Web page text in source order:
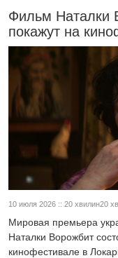
Фильм Наталки
покажут на
10 июля 2026 :: 20 хвилин20
Мировая премьера
Наталки Ворожбит
кинофестивале в